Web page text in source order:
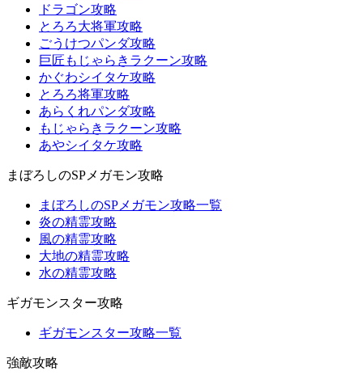
ドラゴン攻略
とろろ大将軍攻略
ごうけつパンダ攻略
巨匠もじゃらきラクーン攻略
かぐわシイタケ攻略
とろろ将軍攻略
あらくれパンダ攻略
もじゃらきラクーン攻略
あやシイタケ攻略
まぼろしのSPメガモン攻略
まぼろしのSPメガモン攻略一覧
炎の精霊攻略
風の精霊攻略
大地の精霊攻略
水の精霊攻略
ギガモンスター攻略
ギガモンスター攻略一覧
強敵攻略